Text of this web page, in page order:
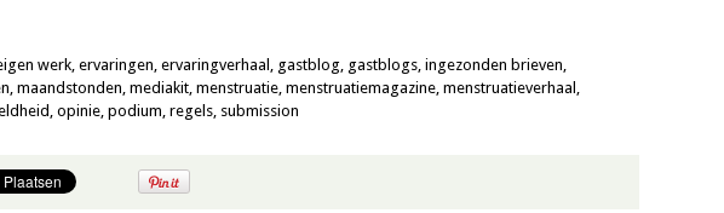
werk, ervaringen, ervaringverhaal , gastblog, gastblogs, ingezonden brieven,
, maandstonden, mediakit, menstruatie, menstruatiemagazine, menstruatieverhaal ,
, opinie, podium, regels, submission